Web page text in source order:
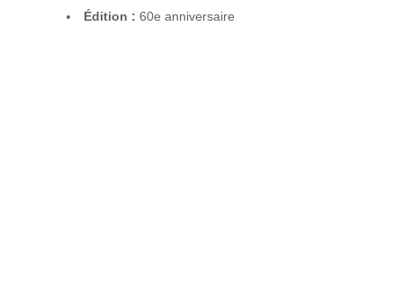
Édition : 60e anniversaire